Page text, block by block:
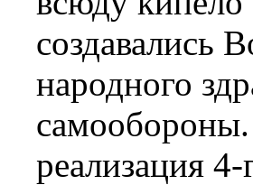
создавались
народного
реализация